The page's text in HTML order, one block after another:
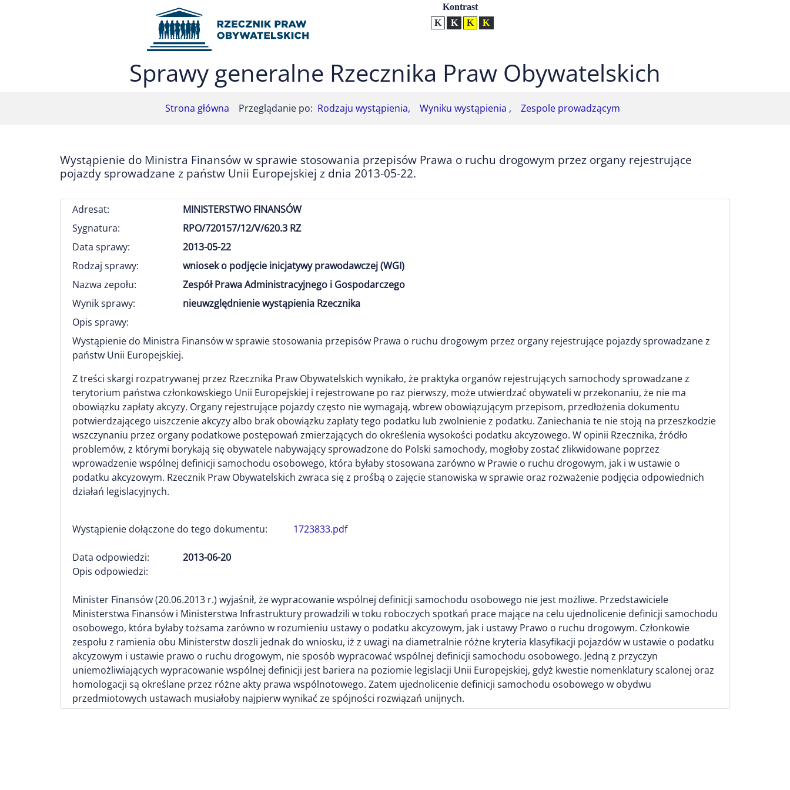
Przejdź do menu głównego (nacisnij Enter)
Przejdź do mapy serwisu (nacisnij Enter) UstawieniaKontrast
Kontrast normalny
Kontrast biały tekst na czarnym
Kontrast czarny tekst na żółtym
Sprawy generalne Rzecznika Praw Obywatelskich
Strona główna Przeglądanie po: Rodzaju wystąpienia, Wyniku wystąpienia , Zespole prowadzącym
Wystąpienie do Ministra Finansów w sprawie stosowania przepisów Prawa o ruchu drogowym przez organy rejestrujące
pojazdy sprowadzane z państw Unii Europejskiej z dnia 2013-05-22.
Adresat:
MINISTERSTWO FINANSÓW
Sygnatura:
RPO/720157/12/V/620.3 RZ
Data sprawy:
2013-05-22
Rodzaj sprawy:
wniosek o podjęcie inicjatywy prawodawczej (WGI)
Nazwa zepołu:
Zespół Prawa Administracyjnego i Gospodarczego
Wynik sprawy:
nieuwzględnienie wystąpienia Rzecznika
Opis sprawy:
Wystąpienie do Ministra Finansów w sprawie stosowania przepisów Prawa o ruchu drogowym przez organy rejestrujące pojazdy sprowadzane z
państw Unii Europejskiej.
Z treści skargi rozpatrywanej przez Rzecznika Praw Obywatelskich wynikało, że praktyka organów rejestrujących samochody sprowadzane z
terytorium państwa członkowskiego Unii Europejskiej i rejestrowane po raz pierwszy, może utwierdzać obywateli w przekonaniu, że nie ma
obowiązku zapłaty akcyzy. Organy rejestrujące pojazdy często nie wymagają, wbrew obowiązującym przepisom, przedłożenia dokumentu
potwierdzającego uiszczenie akcyzy albo brak obowiązku zapłaty tego podatku lub zwolnienie z podatku. Zaniechania te nie stoją na przeszkodzie
wszczynaniu przez organy podatkowe postępowań zmierzających do określenia wysokości podatku akcyzowego. W opinii Rzecznika, źródło
problemów, z którymi borykają się obywatele nabywający sprowadzone do Polski samochody, mogłoby zostać zlikwidowane poprzez
wprowadzenie wspólnej definicji samochodu osobowego, która byłaby stosowana zarówno w Prawie o ruchu drogowym, jak i w ustawie o
podatku akcyzowym. Rzecznik Praw Obywatelskich zwraca się z prośbą o zajęcie stanowiska w sprawie oraz rozważenie podjęcia odpowiednich
działań legislacyjnych.
Wystąpienie dołączone do tego dokumentu: 1723833.pdf
Data odpowiedzi:
2013-06-20
Opis odpowiedzi:
Minister Finansów (20.06.2013 r.) wyjaśnił, że wypracowanie wspólnej definicji samochodu osobowego nie jest możliwe. Przedstawiciele
Ministerstwa Finansów i Ministerstwa Infrastruktury prowadzili w toku roboczych spotkań prace mające na celu ujednolicenie definicji samochodu
osobowego, która byłaby tożsama zarówno w rozumieniu ustawy o podatku akcyzowym, jak i ustawy Prawo o ruchu drogowym. Członkowie
zespołu z ramienia obu Ministerstw doszli jednak do wniosku, iż z uwagi na diametralnie różne kryteria klasyfikacji pojazdów w ustawie o podatku
akcyzowym i ustawie prawo o ruchu drogowym, nie sposób wypracować wspólnej definicji samochodu osobowego. Jedną z przyczyn
uniemożliwiających wypracowanie wspólnej definicji jest bariera na poziomie legislacji Unii Europejskiej, gdyż kwestie nomenklatury scalonej oraz
homologacji są określane przez różne akty prawa wspólnotowego. Zatem ujednolicenie definicji samochodu osobowego w obydwu
przedmiotowych ustawach musiałoby najpierw wynikać ze spójności rozwiązań unijnych.